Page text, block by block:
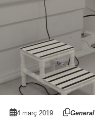
4 març 2019 General